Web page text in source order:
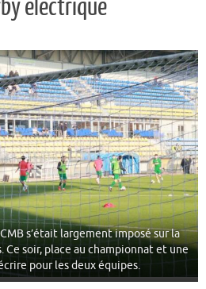
électrique
s’était largement imposé sur la
Ce soir, place au championnat et une
pour les deux équipes.